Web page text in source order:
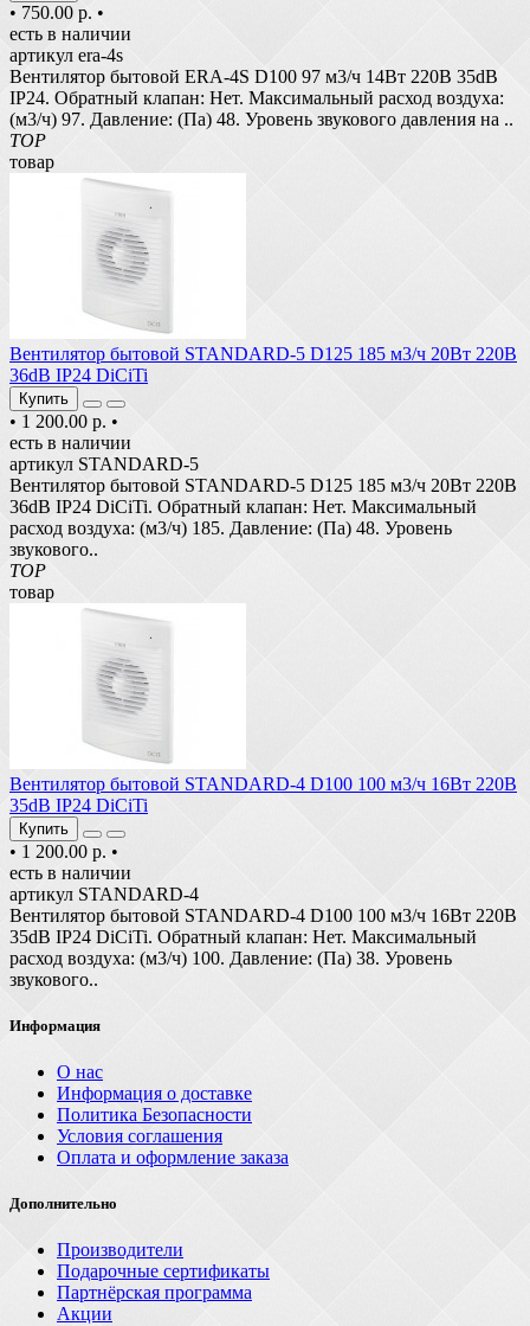
• 750.00 р. •
есть в наличии
артикул era-4s
Вентилятор бытовой ERA-4S D100 97 м3/ч 14Вт 220В 35dB
IP24. Обратный клапан: Нет. Максимальный расход воздуха:
(м3/ч) 97. Давление: (Па) 48. Уровень звукового давления на ..
TOP
товар
Вентилятор бытовой STANDARD-5 D125 185 м3/ч 20Вт 220В
36dB IP24 DiCiTi
Купить
• 1 200.00 р. •
есть в наличии
артикул STANDARD-5
Вентилятор бытовой STANDARD-5 D125 185 м3/ч 20Вт 220В
36dB IP24 DiCiTi. Обратный клапан: Нет. Максимальный
расход воздуха: (м3/ч) 185. Давление: (Па) 48. Уровень
звукового..
TOP
товар
Вентилятор бытовой STANDARD-4 D100 100 м3/ч 16Вт 220В
35dB IP24 DiCiTi
Купить
• 1 200.00 р. •
есть в наличии
артикул STANDARD-4
Вентилятор бытовой STANDARD-4 D100 100 м3/ч 16Вт 220В
35dB IP24 DiCiTi. Обратный клапан: Нет. Максимальный
расход воздуха: (м3/ч) 100. Давление: (Па) 38. Уровень
звукового..
Информация
О нас
Информация о доставке
Политика Безопасности
Условия соглашения
Оплата и оформление заказа
Дополнительно
Производители
Подарочные сертификаты
Партнёрская программа
Акции